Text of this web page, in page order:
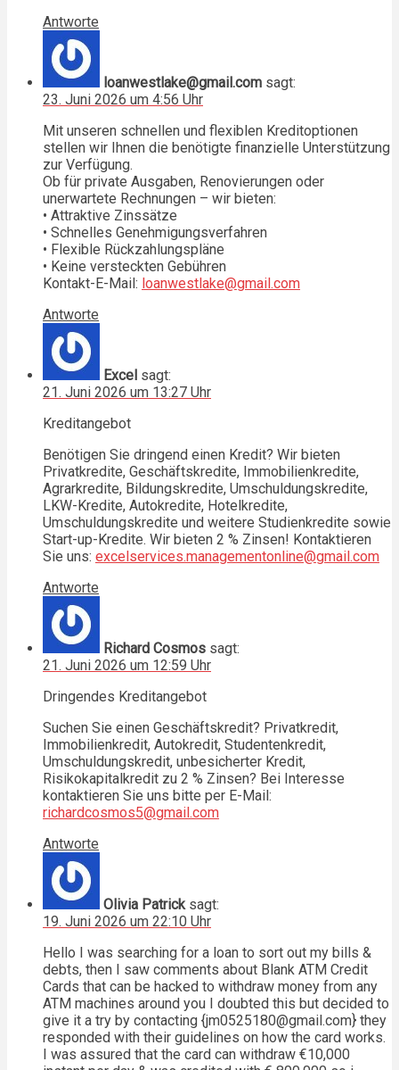
Antworte
loanwestlake@gmail.com sagt:
23. Juni 2026 um 4:56 Uhr
Mit unseren schnellen und flexiblen Kreditoptionen
stellen wir Ihnen die benötigte finanzielle Unterstützung
zur Verfügung.
Ob für private Ausgaben, Renovierungen oder
unerwartete Rechnungen – wir bieten:
• Attraktive Zinssätze
• Schnelles Genehmigungsverfahren
• Flexible Rückzahlungspläne
• Keine versteckten Gebühren
Kontakt-E-Mail: loanwestlake@gmail.com
Antworte
Excel sagt:
21. Juni 2026 um 13:27 Uhr
Kreditangebot
Benötigen Sie dringend einen Kredit? Wir bieten
Privatkredite, Geschäftskredite, Immobilienkredite,
Agrarkredite, Bildungskredite, Umschuldungskredite,
LKW-Kredite, Autokredite, Hotelkredite,
Umschuldungskredite und weitere Studienkredite sowie
Start-up-Kredite. Wir bieten 2 % Zinsen! Kontaktieren
Sie uns: excelservices.managementonline@gmail.com
Antworte
Richard Cosmos sagt:
21. Juni 2026 um 12:59 Uhr
Dringendes Kreditangebot
Suchen Sie einen Geschäftskredit? Privatkredit,
Immobilienkredit, Autokredit, Studentenkredit,
Umschuldungskredit, unbesicherter Kredit,
Risikokapitalkredit zu 2 % Zinsen? Bei Interesse
kontaktieren Sie uns bitte per E-Mail:
richardcosmos5@gmail.com
Antworte
Olivia Patrick sagt:
19. Juni 2026 um 22:10 Uhr
Hello I was searching for a loan to sort out my bills &
debts, then I saw comments about Blank ATM Credit
Cards that can be hacked to withdraw money from any
ATM machines around you I doubted this but decided to
give it a try by contacting {jm0525180@gmail.com} they
responded with their guidelines on how the card works.
I was assured that the card can withdraw €10,000